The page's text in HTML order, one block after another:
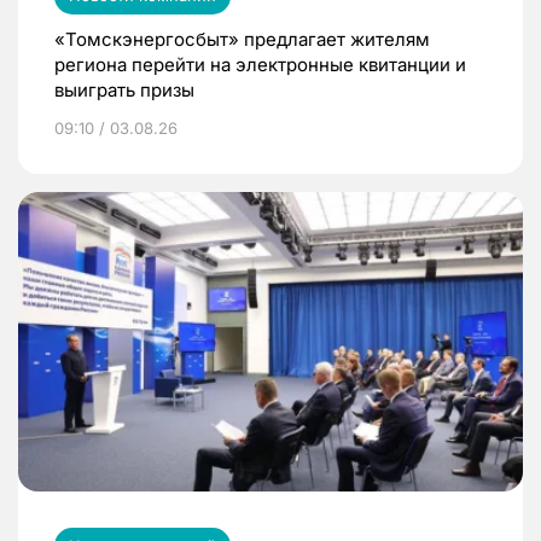
«Томскэнергосбыт» предлагает жителям
региона перейти на электронные квитанции и
выиграть призы
09:10 / 03.08.26